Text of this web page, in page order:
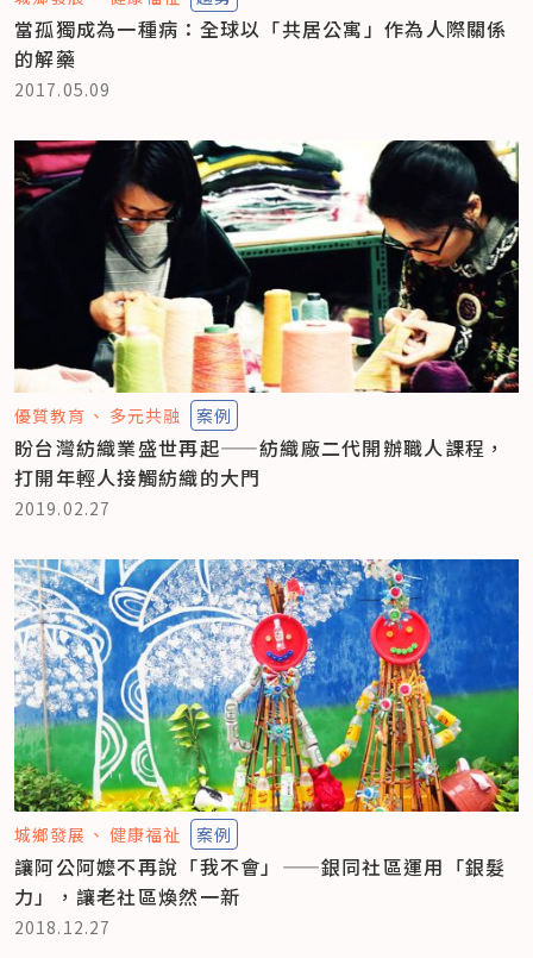
當孤獨成為一種病：全球以「共居公寓」作為人際關係
的解藥
2017.05.09
優質教育 多元共融 案例
盼台灣紡織業盛世再起——紡織廠二代開辦職人課程，
打開年輕人接觸紡織的大門
2019.02.27
城鄉發展 健康福祉 案例
讓阿公阿嬤不再說「我不會」——銀同社區運用「銀髮
力」，讓老社區煥然一新
2018.12.27